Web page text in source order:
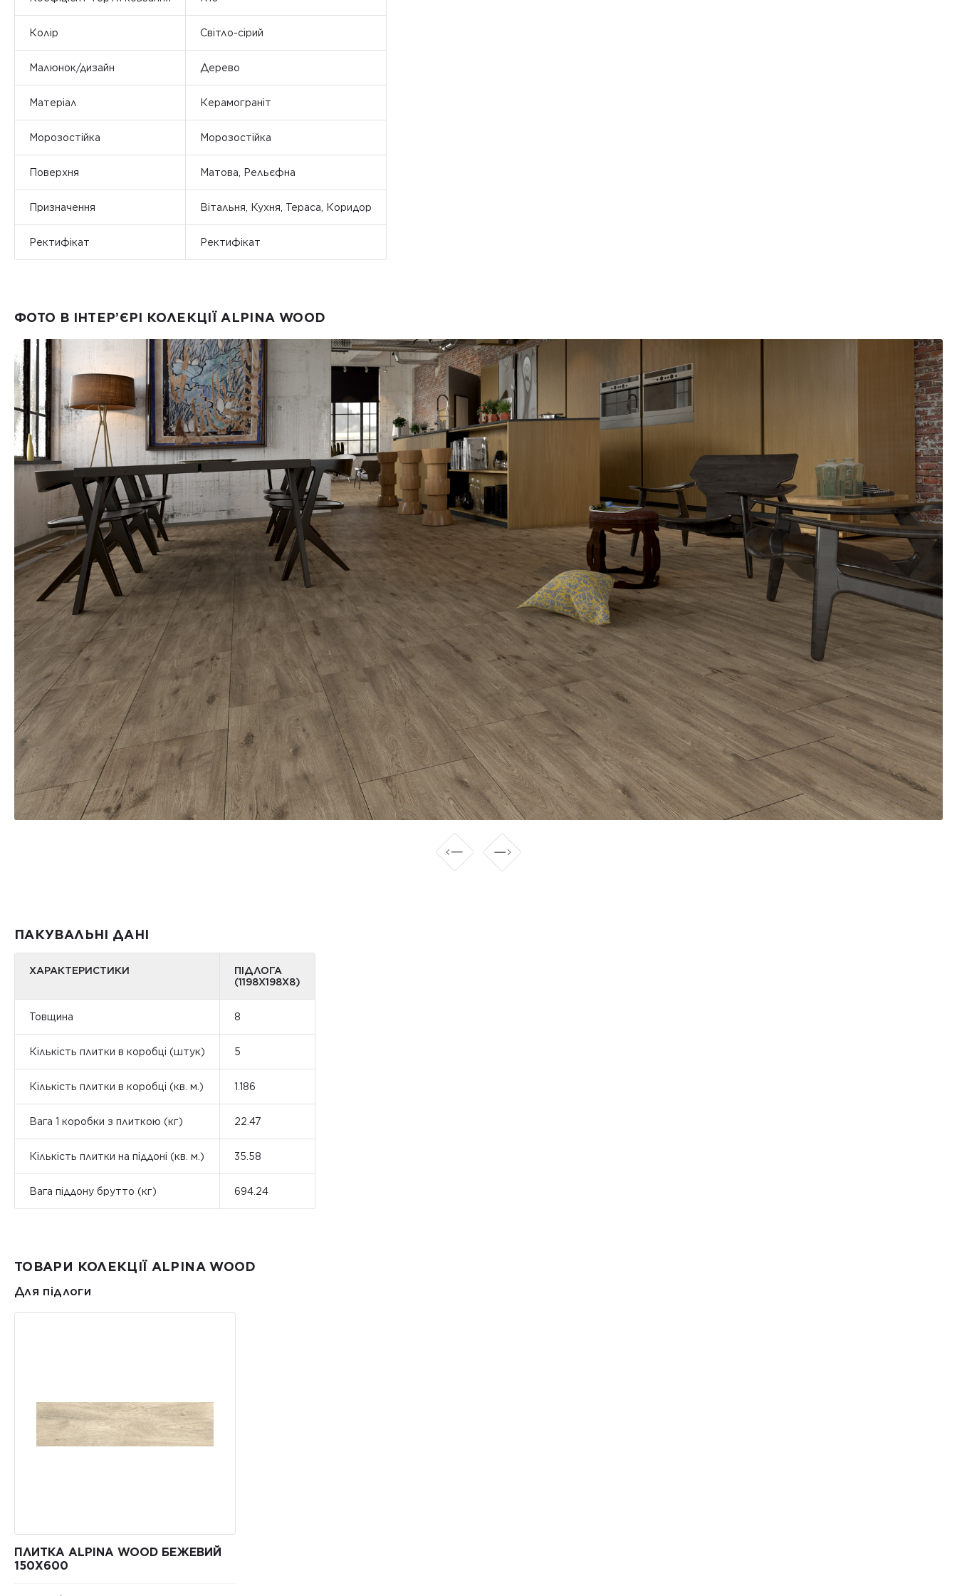
Колір Світло-сірий
Малюнок/дизайн Дерево
Матеріал Керамограніт
Морозостійка Морозостійка
Поверхня Матова, Рельєфна
Призначення Вітальня, Кухня, Тераса, Коридор
Ректифікат Ректифікат
ФОТО В ІНТЕР’ЄРІ КОЛЕКЦІЇ ALPINA WOOD
ПАКУВАЛЬНІ ДАНІ
ХАРАКТЕРИСТИКИ
ПІДЛОГА
(1198Х198Х8)
Товщина 8
Кількість плитки в коробці (штук) 5
Кількість плитки в коробці (кв. м.) 1.186
Вага 1 коробки з плиткою (кг) 22.47
Кількість плитки на піддоні (кв. м.) 35.58
Вага піддону брутто (кг) 694.24
ТОВАРИ КОЛЕКЦІЇ ALPINA WOOD
Для підлоги
ПЛИТКА ALPINA WOOD БЕЖЕВИЙ
150Х600